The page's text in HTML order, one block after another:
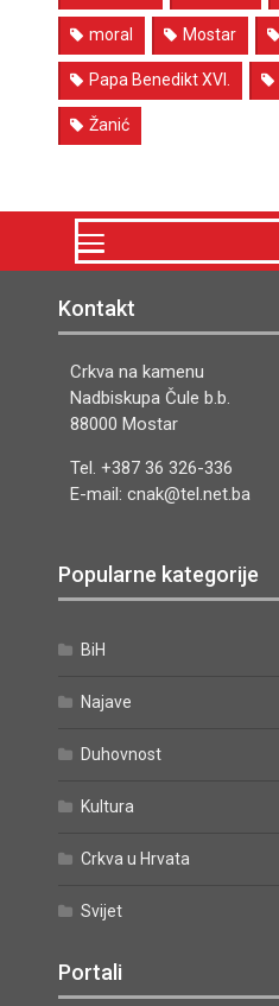
moral Mostar
Papa Benedikt XVI.
Žanić
Kontakt
Crkva na kamenu
Nadbiskupa Čule b.b.
88000 Mostar
Tel. +387 36 326-336
E-mail: cnak@tel.net.ba
Popularne kategorije
BiH
Najave
Duhovnost
Kultura
Crkva u Hrvata
Svijet
Portali